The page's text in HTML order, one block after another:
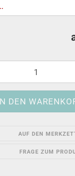
AUF DEN
FRAGE ZUM